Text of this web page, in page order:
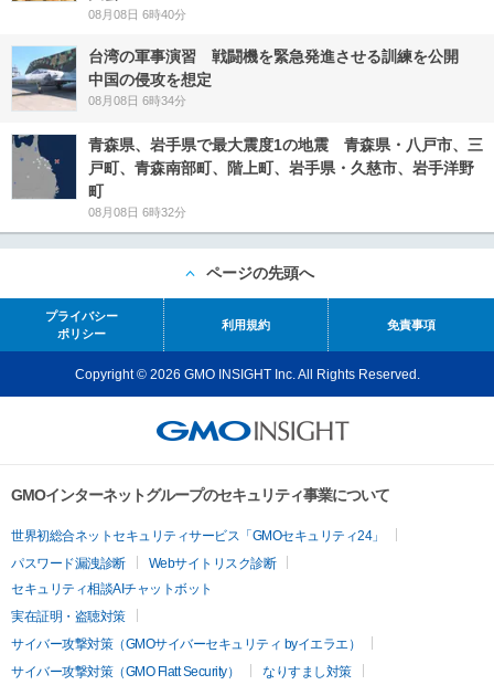
08月08日 6時40分
台湾の軍事演習 戦闘機を緊急発進させる訓練を公開
中国の侵攻を想定
08月08日 6時34分
青森県、岩手県で最大震度1の地震 青森県・八戸市、三
戸町、青森南部町、階上町、岩手県・久慈市、岩手洋野
町
08月08日 6時32分
ページの先頭へ
プライバシー
ポリシー
利用規約 免責事項
Copyright © 2026 GMO INSIGHT Inc. All Rights Reserved.
GMOインターネットグループのセキュリティ事業について
世界初総合ネットセキュリティサービス「GMOセキュリティ24」
パスワード漏洩診断
Webサイトリスク診断
セキュリティ相談AIチャットボット
実在証明・盗聴対策
サイバー攻撃対策（GMOサイバーセキュリティ byイエラエ）
サイバー攻撃対策（GMO Flatt Security）
なりすまし対策